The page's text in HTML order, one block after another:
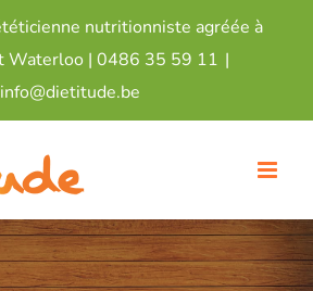
nutritionniste agréée à
Waterloo | 0486 35 59 11 |
info@dietitude.be